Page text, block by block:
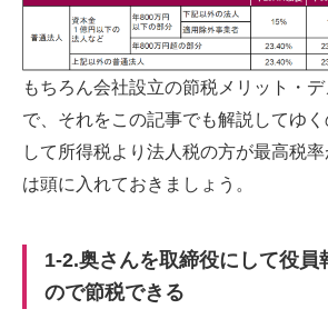
もちろん会社設立の節税メリット・
で、それをこの記事でも解説してゆ
して所得税より法人税の方が最高税
は頭に入れておきましょう。
1-2.奥さんを取締役にして役員
ので節税できる